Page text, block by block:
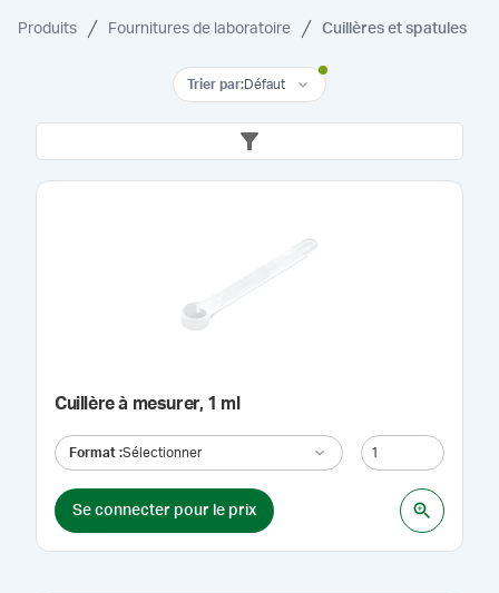
Produits Fournitures de laboratoire Cuillères et spatules
Trier par:Défaut
Cuillère à mesurer, 1 ml
Format :Sélectionner
Se connecter pour le prix